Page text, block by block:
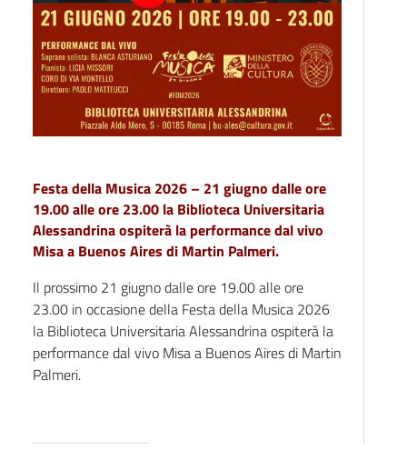
Festa della Musica 2026 – 21 giugno dalle ore
19.00 alle ore 23.00 la Biblioteca Universitaria
Alessandrina ospiterà la performance dal vivo
Misa a Buenos Aires di Martin Palmeri.
Il prossimo 21 giugno dalle ore 19.00 alle ore
23.00 in occasione della Festa della Musica 2026
la Biblioteca Universitaria Alessandrina ospiterà la
performance dal vivo Misa a Buenos Aires di Martin
Palmeri.